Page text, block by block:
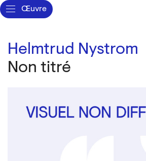
Œuvre
Helmtrud Nystrom
Non titré